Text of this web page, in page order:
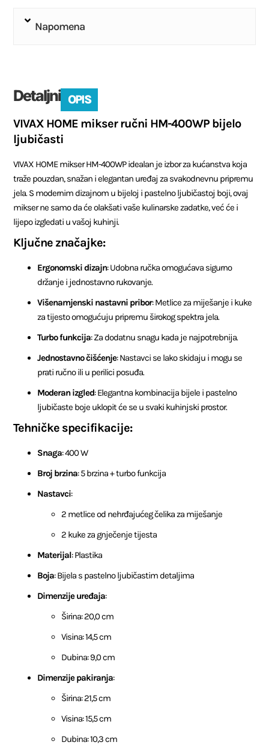
Napomena
Detaljni OPIS
VIVAX HOME mikser ručni HM-400WP bijelo
ljubičasti
VIVAX HOME mikser HM-400WP idealan je izbor za kućanstva koja
traže pouzdan, snažan i elegantan uređaj za svakodnevnu pripremu
jela. S modernim dizajnom u bijeloj i pastelno ljubičastoj boji, ovaj
mikser ne samo da će olakšati vaše kulinarske zadatke, već će i
lijepo izgledati u vašoj kuhinji.
Ključne značajke:
Ergonomski dizajn: Udobna ručka omogućava sigurno
držanje i jednostavno rukovanje.
Višenamjenski nastavni pribor: Metlice za miješanje i kuke
za tijesto omogućuju pripremu širokog spektra jela.
Turbo funkcija: Za dodatnu snagu kada je najpotrebnija.
Jednostavno čišćenje: Nastavci se lako skidaju i mogu se
prati ručno ili u perilici posuđa.
Moderan izgled: Elegantna kombinacija bijele i pastelno
ljubičaste boje uklopit će se u svaki kuhinjski prostor.
Tehničke specifikacije:
Snaga: 400 W
Broj brzina: 5 brzina + turbo funkcija
Nastavci:
2 metlice od nehrđajućeg čelika za miješanje
2 kuke za gnječenje tijesta
Materijal: Plastika
Boja: Bijela s pastelno ljubičastim detaljima
Dimenzije uređaja:
Širina: 20,0 cm
Visina: 14,5 cm
Dubina: 9,0 cm
Dimenzije pakiranja:
Širina: 21,5 cm
Visina: 15,5 cm
Dubina: 10,3 cm